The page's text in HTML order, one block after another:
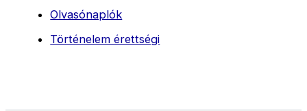
Olvasónaplók
Történelem érettségi